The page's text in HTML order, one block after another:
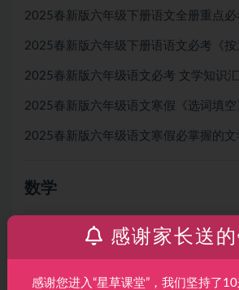
2025春新版六年级下册语文全册重点
2025春新版六年级下册语语文必考《
2025春新版六年级语文必考 文学知识
2025春新版六年级语文寒假《选词填
2025春新版六年级语文寒假必掌握的
数学
2025春新版一年级下册数学七巧板的
感谢家长送
感谢您进入“星草课堂”，我们坚持了